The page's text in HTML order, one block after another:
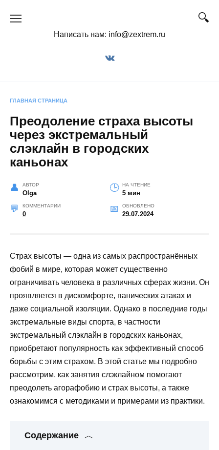
Написать нам: info@zextrem.ru
ГЛАВНАЯ СТРАНИЦА
Преодоление страха высоты
через экстремальный
слэклайн в городских
каньонах
АВТОР
Olga
НА ЧТЕНИЕ
5 мин
КОММЕНТАРИИ
0
ОБНОВЛЕНО
29.07.2024
Страх высоты — одна из самых распространённых
фобий в мире, которая может существенно
ограничивать человека в различных сферах жизни. Он
проявляется в дискомфорте, панических атаках и
даже социальной изоляции. Однако в последние годы
экстремальные виды спорта, в частности
экстремальный слэклайн в городских каньонах,
приобретают популярность как эффективный способ
борьбы с этим страхом. В этой статье мы подробно
рассмотрим, как занятия слэклайном помогают
преодолеть агорафобию и страх высоты, а также
ознакомимся с методиками и примерами из практики.
Содержание